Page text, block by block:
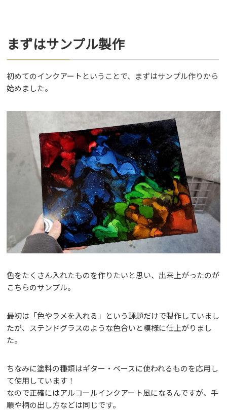
まずはサンプル製作
初めてのインクアートということで、まずはサンプル作りから
始めました。
色をたくさん入れたものを作りたいと思い、出来上がったのが
こちらのサンプル。
最初は「色やラメを入れる」という課題だけで製作していまし
たが、ステンドグラスのような色合いと模様に仕上がりまし
た。
ちなみに塗料の種類はギター・ベースに使われるものを応用し
て使用しています！
なので正確にはアルコールインクアート風になるんですが、手
順や柄の出し方などは同じです。